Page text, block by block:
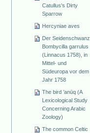
Catullus's Dirty
Sparrow
Hercyniae aves
Der Seidenschwanz
Bombycilla garrulus
(Linnacus 1758), in
Mittel- und
Südeuropa vor dem
Jahr 1758
The bird ’anūq (A
Lexicological Study
Concerning Arabic
Zoology)
The common Celtic